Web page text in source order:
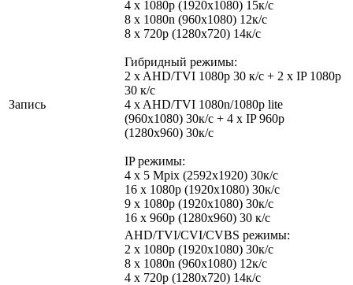
Запись
4 x 1080p (1920x1080) 15к/с
8 x 1080n (960x1080) 12к/c
8 x 720p (1280x720) 14к/c
Гибридный режимы:
2 x AHD/TVI 1080p 30 к/с + 2 x IP 1080p
30 к/с
4 x AHD/TVI 1080n/1080p lite
(960x1080) 30к/с + 4 х IP 960p
(1280x960) 30к/c
IP режимы:
4 х 5 Mpix (2592х1920) 30к/с
16 х 1080p (1920x1080) 30к/c
9 х 1080p (1920x1080) 30к/c
16 x 960p (1280x960) 30 к/с
AHD/TVI/CVI/CVBS режимы:
2 x 1080p (1920x1080) 30к/с
8 x 1080n (960x1080) 12к/c
4 x 720p (1280x720) 14к/c